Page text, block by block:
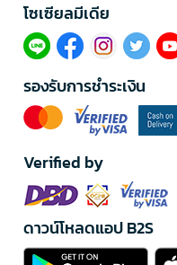
โซเซียลมีเดีย​
รองรับการชำระเงิน
Verified by
ดาวน์โหลดแอป B2S